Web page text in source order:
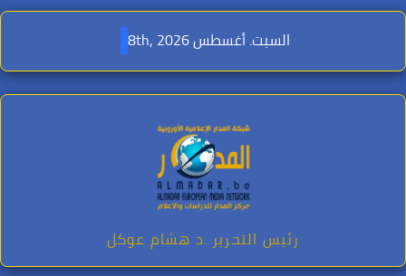
Skip
content
السبت. أغسطس 8th, 2026
رئيس التحرير .د هشام عوكل